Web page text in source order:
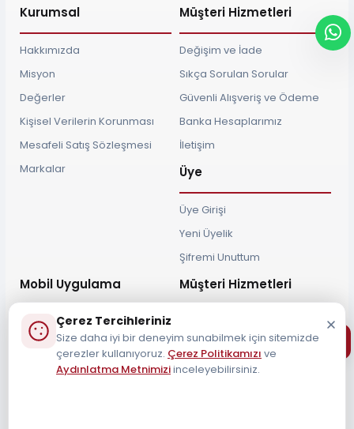
Kurumsal
Hakkımızda
Misyon
Değerler
Kişisel Verilerin Korunması
Mesafeli Satış Sözleşmesi
Markalar
Müşteri Hizmetleri
Değişim ve İade
Sıkça Sorulan Sorular
Güvenli Alışveriş ve Ödeme
Banka Hesaplarımız
İletişim
Üye
Üye Girişi
Yeni Üyelik
Şifremi Unuttum
Mobil Uygulama Müşteri Hizmetleri
Müşteri Destek Hattı
Çerez Tercihleriniz
Size daha iyi bir deneyim sunabilmek için sitemizde
çerezler kullanıyoruz. Çerez Politikamızı ve
Aydınlatma Metnimiziinceleyebilirsiniz.